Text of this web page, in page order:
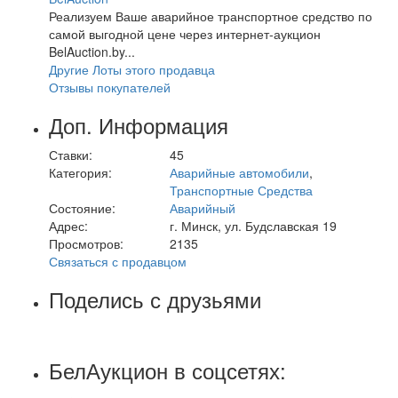
Реализуем Ваше аварийное транспортное средство по
самой выгодной цене через интернет-аукцион
BelAuction.by...
Другие Лоты этого продавца
Отзывы покупателей
Доп. Информация
Ставки:
45
Категория:
Аварийные автомобили,
Транспортные Средства
Состояние:
Аварийный
Адрес:
г. Минск, ул. Будславская 19
Просмотров:
2135
Связаться с продавцом
Поделись с друзьями
БелАукцион в соцсетях: